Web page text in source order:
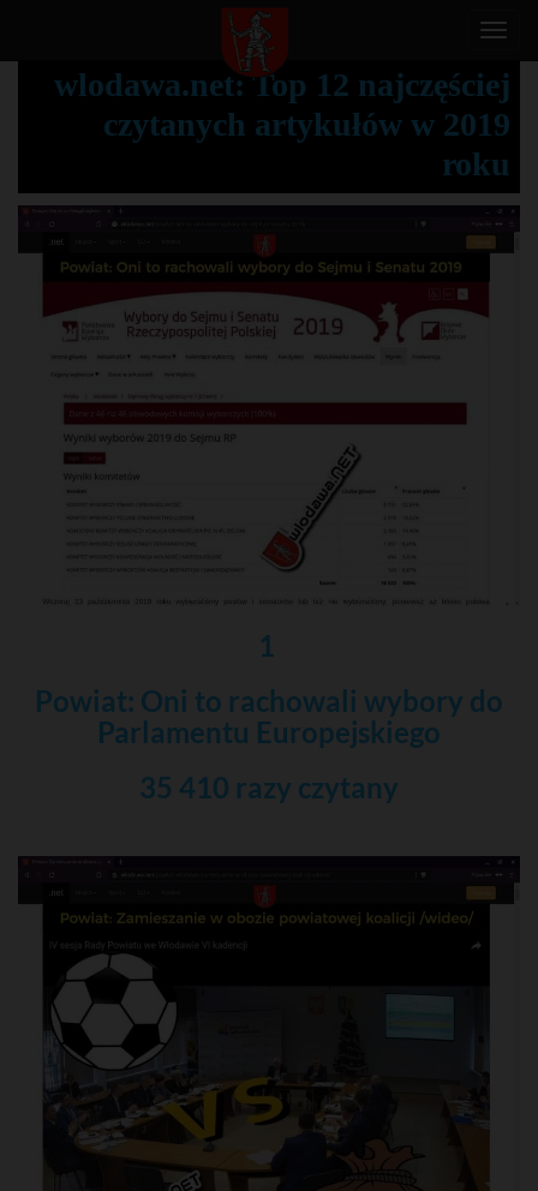
T
g
g
e
n
a
wlodawa.net: Top 12 najczęściej
czytanych artykułów w 2019
roku
1
Powiat: Oni to rachowali wybory do
Parlamentu Europejskiego
35 410 razy czytany